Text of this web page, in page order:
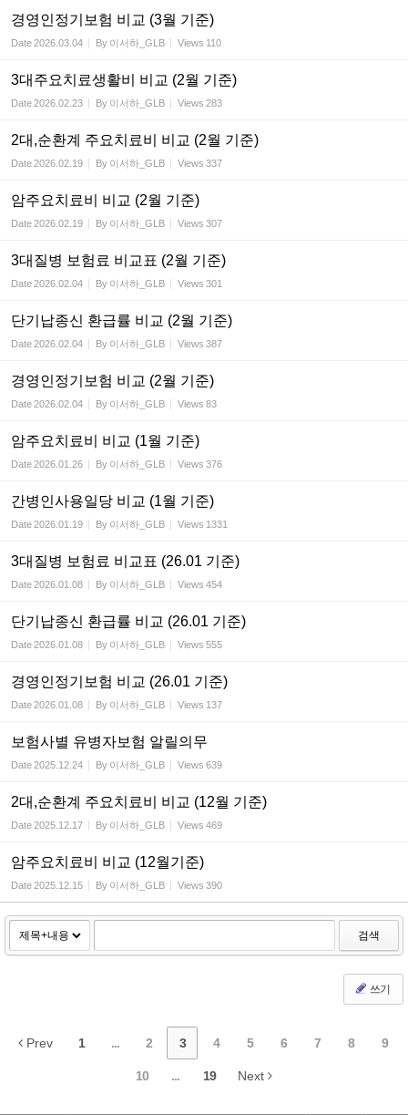
경영인정기보험 비교 (3월 기준)
Date2026.03.04 By 이서하_GLB Views 110
3대주요치료생활비 비교 (2월 기준)
Date2026.02.23 By 이서하_GLB Views 283
2대,순환계 주요치료비 비교 (2월 기준)
Date2026.02.19 By 이서하_GLB Views 337
암주요치료비 비교 (2월 기준)
Date2026.02.19 By 이서하_GLB Views 307
3대질병 보험료 비교표 (2월 기준)
Date2026.02.04 By 이서하_GLB Views 301
단기납종신 환급률 비교 (2월 기준)
Date2026.02.04 By 이서하_GLB Views 387
경영인정기보험 비교 (2월 기준)
Date2026.02.04 By 이서하_GLB Views 83
암주요치료비 비교 (1월 기준)
Date2026.01.26 By 이서하_GLB Views 376
간병인사용일당 비교 (1월 기준)
Date2026.01.19 By 이서하_GLB Views 1331
3대질병 보험료 비교표 (26.01 기준)
Date2026.01.08 By 이서하_GLB Views 454
단기납종신 환급률 비교 (26.01 기준)
Date2026.01.08 By 이서하_GLB Views 555
경영인정기보험 비교 (26.01 기준)
Date2026.01.08 By 이서하_GLB Views 137
보험사별 유병자보험 알릴의무
Date2025.12.24 By 이서하_GLB Views 639
2대,순환계 주요치료비 비교 (12월 기준)
Date2025.12.17 By 이서하_GLB Views 469
암주요치료비 비교 (12월기준)
Date2025.12.15 By 이서하_GLB Views 390
검색
쓰기
Prev 1 ... 2 3 4 5 6 7 8 9
10 ... 19 Next